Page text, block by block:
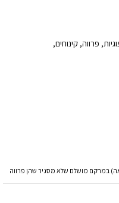
, פרווה, קינוחים,
במרקם מושלם שלא מסגיר שהן פרווה